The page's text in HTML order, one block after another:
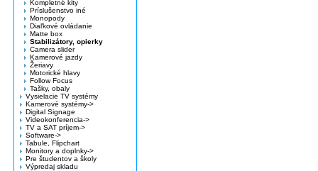
Kompletné kity
Príslušenstvo iné
Monopody
Diaľkové ovládanie
Matte box
Stabilizátory, opierky
Camera slider
Kamerové jazdy
Žeriavy
Motorické hlavy
Follow Focus
Tašky, obaly
Vysielacie TV systémy
Kamerové systémy->
Digital Signage
Videokonferencia->
TV a SAT príjem->
Software->
Tabule, Flipchart
Monitory a doplnky->
Pre študentov a školy
Výpredaj skladu